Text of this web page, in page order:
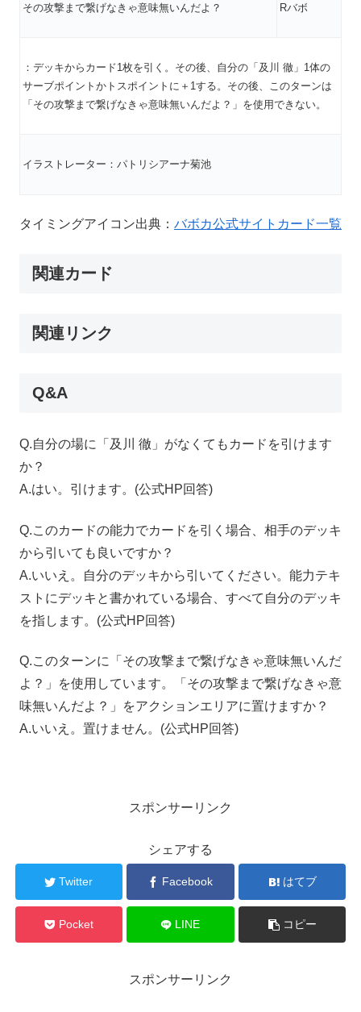
その攻撃まで繋げなきゃ意味無いんだよ？ Rバボ
：デッキからカード1枚を引く。その後、自分の「及川 徹」1体の
サーブポイントかトスポイントに＋1する。その後、このターンは
「その攻撃まで繋げなきゃ意味無いんだよ？」を使用できない。
イラストレーター：パトリシアーナ菊池
タイミングアイコン出典： バボカ公式サイトカード一覧
関連カード
関連リンク
Q&A
Q.自分の場に「及川 徹」がなくてもカードを引けます
か？
A.はい。引けます。(公式HP回答)
Q.このカードの能力でカードを引く場合、相手のデッキ
から引いても良いですか？
A.いいえ。自分のデッキから引いてください。能力テキ
ストにデッキと書かれている場合、すべて自分のデッキ
を指します。(公式HP回答)
Q.このターンに「その攻撃まで繋げなきゃ意味無いんだ
よ？」を使用しています。「その攻撃まで繋げなきゃ意
味無いんだよ？」をアクションエリアに置けますか？
A.いいえ。置けません。(公式HP回答)
スポンサーリンク
シェアする
Twitter Facebook はてブ
Pocket LINE コピー
スポンサーリンク